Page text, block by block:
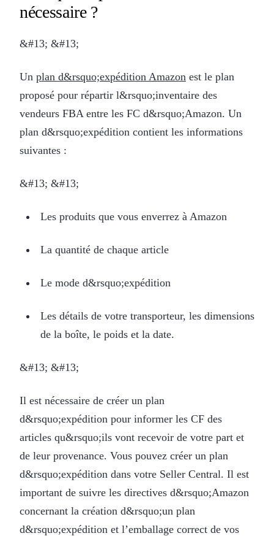
nécessaire ?
&#13; &#13;
Un plan d&rsquo;expédition Amazon est le plan
proposé pour répartir l&rsquo;inventaire des
vendeurs FBA entre les FC d&rsquo;Amazon. Un
plan d&rsquo;expédition contient les informations
suivantes :
&#13; &#13;
Les produits que vous enverrez à Amazon
La quantité de chaque article
Le mode d&rsquo;expédition
Les détails de votre transporteur, les dimensions
de la boîte, le poids et la date.
&#13; &#13;
Il est nécessaire de créer un plan
d&rsquo;expédition pour informer les CF des
articles qu&rsquo;ils vont recevoir de votre part et
de leur provenance. Vous pouvez créer un plan
d&rsquo;expédition dans votre Seller Central. Il est
important de suivre les directives d&rsquo;Amazon
concernant la création d&rsquo;un plan
d&rsquo;expédition et l’emballage correct de vos